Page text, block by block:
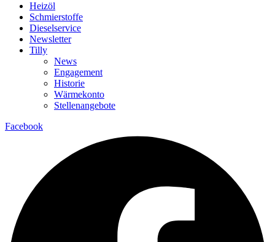
Heizöl
Schmierstoffe
Dieselservice
Newsletter
Tilly
News
Engagement
Historie
Wärmekonto
Stellenangebote
Facebook